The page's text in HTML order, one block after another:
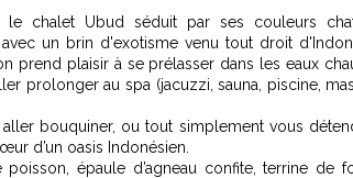
le chalet Ubud séduit par ses couleurs
un brin d'exotisme venu tout droit
prend plaisir à se prélasser dans les eaux
prolonger au spa (jacuzzi, sauna, piscine,
bouquiner, ou tout simplement vous
d’un oasis Indonésien.
épaule d’agneau confite, terrine de